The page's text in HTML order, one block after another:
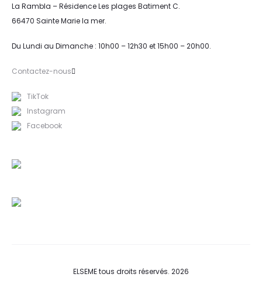
La Rambla – Résidence Les plages Batiment C.
66470 Sainte Marie la mer.
Du Lundi au Dimanche : 10h00 – 12h30 et 15h00 – 20h00.
Contactez-nous
TikTok
Instagram
Facebook
ELSEME tous droits réservés. 2026